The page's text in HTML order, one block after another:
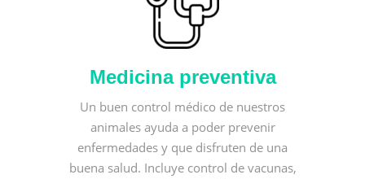
Medicina preventiva
Un buen control médico de nuestros
animales ayuda a poder prevenir
enfermedades y que disfruten de una
buena salud. Incluye control de vacunas,